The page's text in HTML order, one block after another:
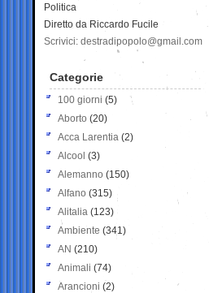
Politica
Diretto da Riccardo Fucile
Scrivici: destradipopolo@gmail.com
Categorie
100 giorni (5)
Aborto (20)
Acca Larentia (2)
Alcool (3)
Alemanno (150)
Alfano (315)
Alitalia (123)
Ambiente (341)
AN (210)
Animali (74)
Arancioni (2)